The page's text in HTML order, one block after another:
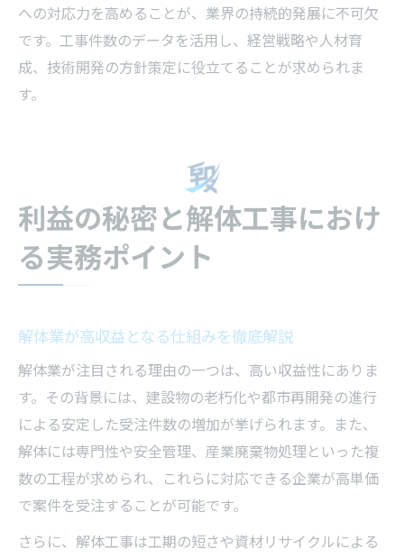
への対応力を高めることが、業界の持続的発展に不可欠
です。工事件数のデータを活用し、経営戦略や人材育
成、技術開発の方針策定に役立てることが求められま
す。
利益の秘密と解体工事におけ
る実務ポイント
解体業が高収益となる仕組みを徹底解説
解体業が注目される理由の一つは、高い収益性にありま
す。その背景には、建設物の老朽化や都市再開発の進行
による安定した受注件数の増加が挙げられます。また、
解体には専門性や安全管理、産業廃棄物処理といった複
数の工程が求められ、これらに対応できる企業が高単価
で案件を受注することが可能です。
さらに、解体工事は工期の短さや資材リサイクルによる